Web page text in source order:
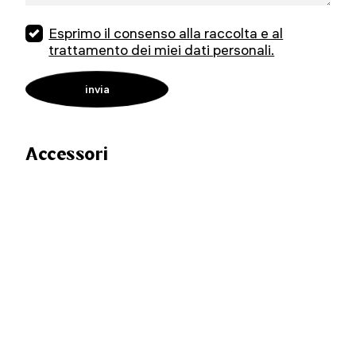
Esprimo il consenso alla raccolta e al
trattamento dei miei dati personali.
Accessori